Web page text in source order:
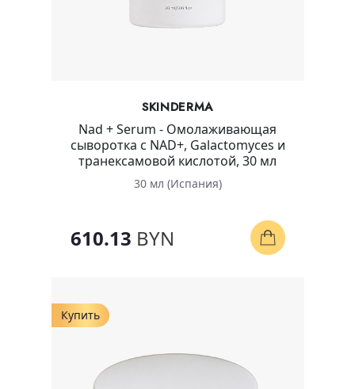
SKINDERMA
Nad + Serum - Омолаживающая
сыворотка с NAD+, Galactomyces и
транексамовой кислотой, 30 мл
30 мл (Испания)
610.13 BYN
Купить